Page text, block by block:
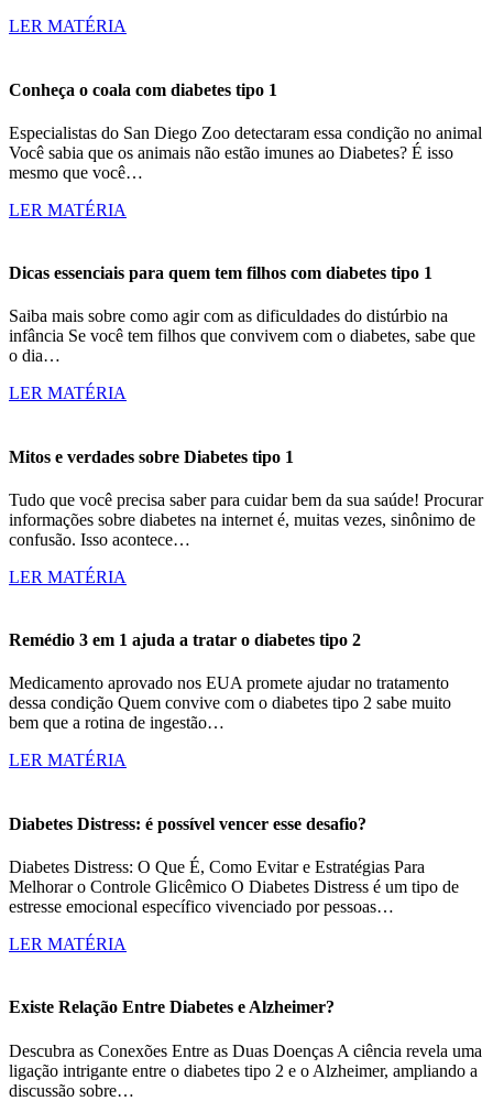
LER MATÉRIA
Conheça o coala com diabetes tipo 1
Especialistas do San Diego Zoo detectaram essa condição no animal
Você sabia que os animais não estão imunes ao Diabetes? É isso
mesmo que você…
LER MATÉRIA
Dicas essenciais para quem tem filhos com diabetes tipo 1
Saiba mais sobre como agir com as dificuldades do distúrbio na
infância Se você tem filhos que convivem com o diabetes, sabe que
o dia…
LER MATÉRIA
Mitos e verdades sobre Diabetes tipo 1
Tudo que você precisa saber para cuidar bem da sua saúde! Procurar
informações sobre diabetes na internet é, muitas vezes, sinônimo de
confusão. Isso acontece…
LER MATÉRIA
Remédio 3 em 1 ajuda a tratar o diabetes tipo 2
Medicamento aprovado nos EUA promete ajudar no tratamento
dessa condição Quem convive com o diabetes tipo 2 sabe muito
bem que a rotina de ingestão…
LER MATÉRIA
Diabetes Distress: é possível vencer esse desafio?
Diabetes Distress: O Que É, Como Evitar e Estratégias Para
Melhorar o Controle Glicêmico O Diabetes Distress é um tipo de
estresse emocional específico vivenciado por pessoas…
LER MATÉRIA
Existe Relação Entre Diabetes e Alzheimer?
Descubra as Conexões Entre as Duas Doenças A ciência revela uma
ligação intrigante entre o diabetes tipo 2 e o Alzheimer, ampliando a
discussão sobre…